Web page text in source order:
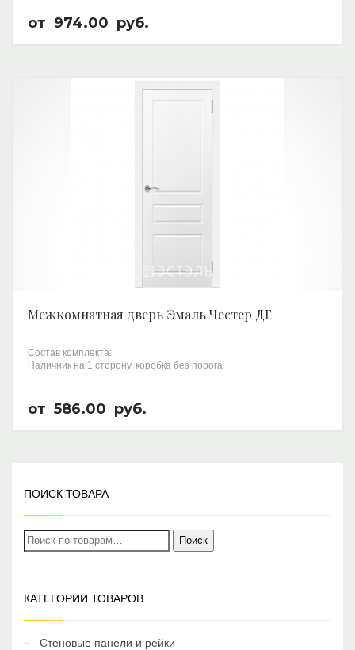
от 974.00 руб.
Межкомнатная дверь Эмаль Честер ДГ
Состав комплекта:
Наличник на 1 сторону, коробка без порога
от 586.00 руб.
ПОИСК ТОВАРА
Искать: Поиск
КАТЕГОРИИ ТОВАРОВ
Стеновые панели и рейки